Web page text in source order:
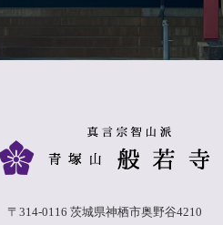
〒314-0116 茨城県神栖市奥野谷4210